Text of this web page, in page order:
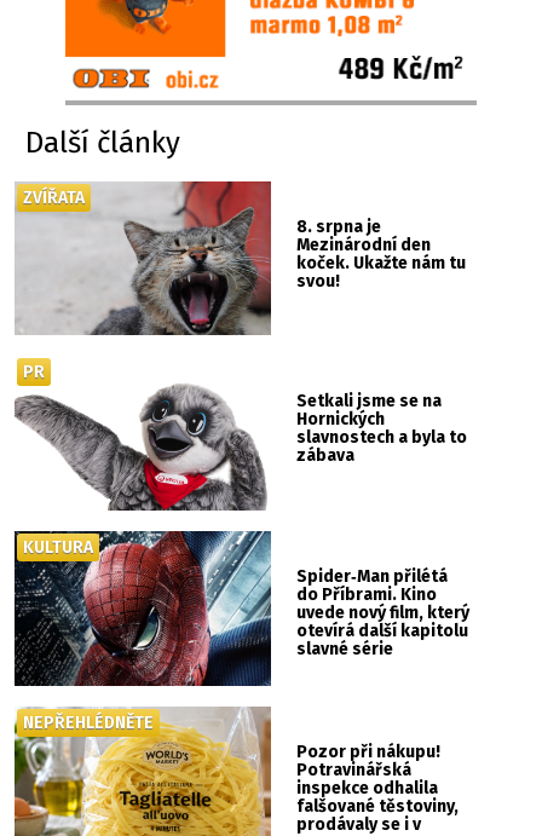
Další články
8. srpna je
Mezinárodní den
koček. Ukažte nám tu
svou!
ZVÍŘATA
Setkali jsme se na
Hornických
slavnostech a byla to
zábava
PR
Spider‑Man přilétá
do Příbrami. Kino
uvede nový film, který
otevírá další kapitolu
slavné série
KULTURA
Pozor při nákupu!
Potravinářská
inspekce odhalila
falšované těstoviny,
prodávaly se i v
NEPŘEHLÉDNĚTE